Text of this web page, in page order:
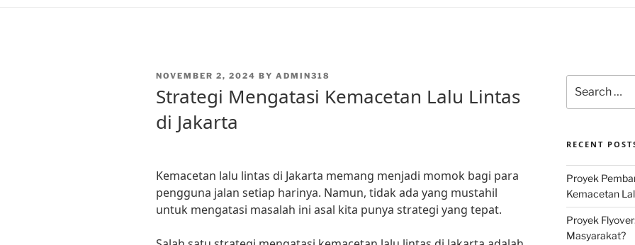
POSTED
NOVEMBER 2, 2024 BY ADMIN318
Strategi Mengatasi Kemacetan Lalu Lintas
di Jakarta
Kemacetan lalu lintas di Jakarta memang menjadi momok bagi para
pengguna jalan setiap harinya. Namun, tidak ada yang mustahil
untuk mengatasi masalah ini asal kita punya strategi yang tepat.
for:
RECENT
Proyek
Kemacetan
Proyek
Masyarakat?